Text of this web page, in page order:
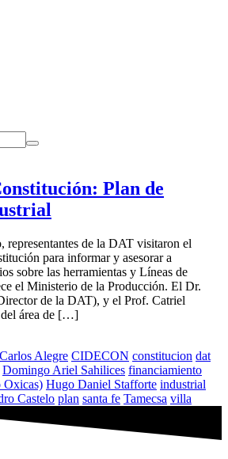
Plan de
representantes de la DAT visitaron el
para informar y asesorar a
sobre las herramientas y Líneas de
el Ministerio de la Producción. El Dr.
de la DAT), y el Prof. Catriel
del área de […]
Carlos Alegre CIDECON constitucion dat
Domingo Ariel Sahilices financiamiento
Oxicas) Hugo Daniel Stafforte industrial
Castelo plan santa fe Tamecsa villa